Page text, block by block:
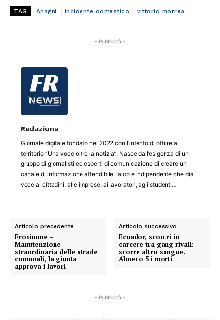
TAG Anagni incidente domestico vittorio morrea
- Pubblicità -
Redazione
Giornale digitale fondato nel 2022 con l’intento di offrire al
territorio “Una voce oltre la notizia”. Nasce dall’esigenza di un
gruppo di giornalisti ed esperti di comunicazione di creare un
canale di informazione attendibile, laico e indipendente che dia
voce ai cittadini, alle imprese, ai lavoratori, agli studenti…
Articolo precedente
Frosinone –
Manutenzione
straordinaria delle strade
comunali, la giunta
approva i lavori
Articolo successivo
Ecuador, scontri in
carcere tra gang rivali:
scorre altro sangue.
Almeno 5 i morti
- Pubblicità -